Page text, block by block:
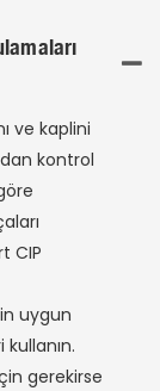
ve kaplini
kontrol
CIP
uygun
gerekirse